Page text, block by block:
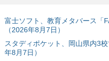
富⼠ソフト、教育メタバース「
（2026年8月7日）
スタディポケット、岡山県内3
年8月7日）